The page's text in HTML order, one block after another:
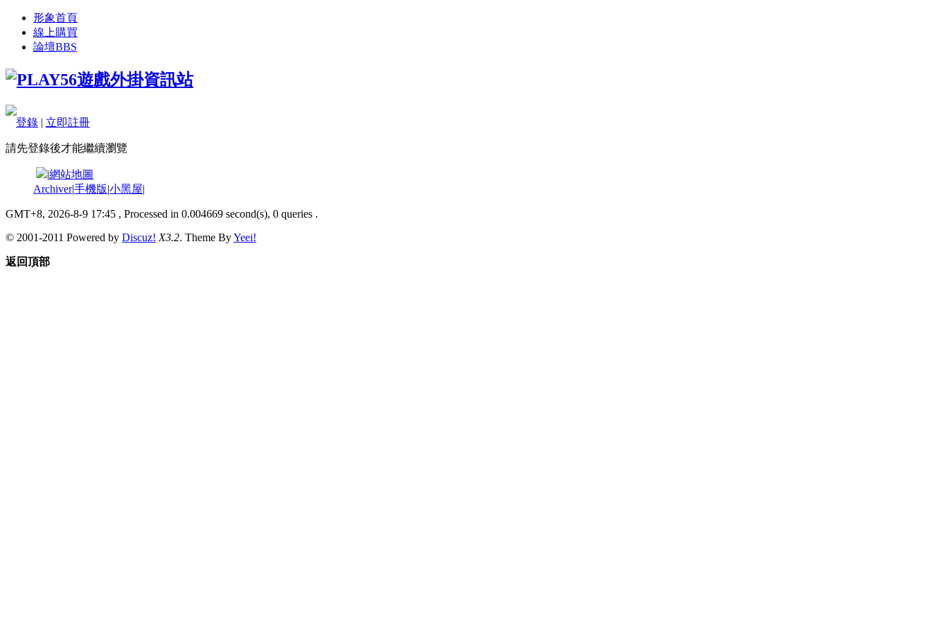
形象首頁
線上購買
論壇BBS
登錄 | 立即註冊
請先登錄後才能繼續瀏覽
|網站地圖
Archiver|手機版|小黑屋|
GMT+8, 2026-8-9 17:45 , Processed in 0.004669 second(s), 0 queries .
© 2001-2011 Powered by Discuz! X3.2. Theme ByYeei!
返回頂部